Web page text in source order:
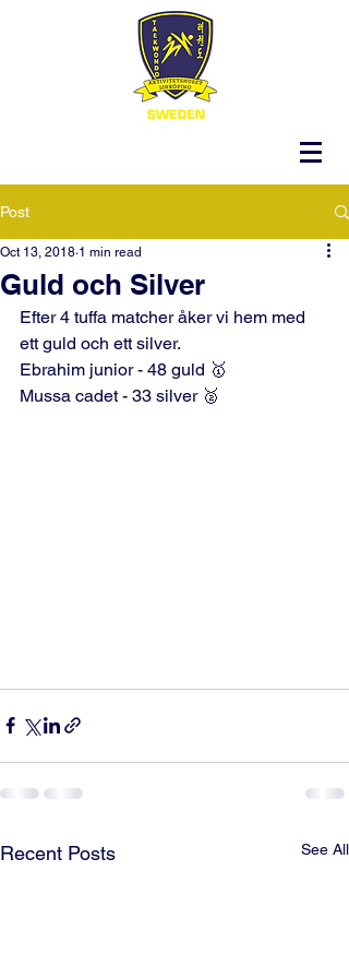
Post
Guld och Silver
Oct 13, 2018 1 min read
Efter 4 tuffa matcher åker vi hem med
ett guld och ett silver.
Ebrahim junior - 48 guld 🥇
Mussa cadet - 33 silver 🥈
Recent Posts See All